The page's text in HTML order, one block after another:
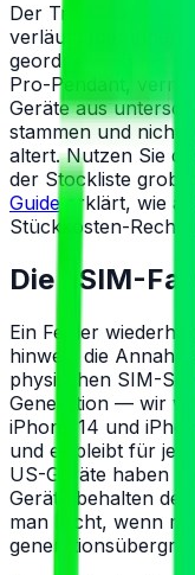
Der Trend steigt
verläuft aber
geordnet —
Pro-Pendant,
Geräte aus
stammen und nicht,
altert. Nutzen Sie
der Stockliste grob
Guideerklärt, wie
Stückkosten-
Die eSIM-
Ein Fehler
hinweg: die
physischen SIM-
Generation — wir
iPhone 14 und
und er bleibt für
US-Geräte haben
Geräte behalten
man leicht, wenn